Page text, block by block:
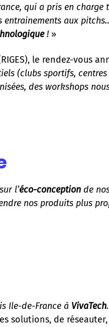
qui a pris en charge
aux
! »
le rendez-vous
(clubs sportifs, centres
des workshops
l’éco-conception de
nos produits plus
Ile-de-France à VivaTech.
solutions, de